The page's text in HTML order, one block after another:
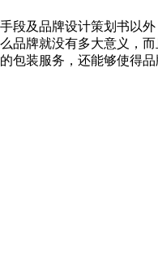
段及品牌设计策划书以
品牌就没有多大意义，
包装服务，还能够使得